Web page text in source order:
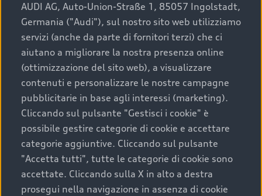
La qualità di acquistare
un’auto usata Audi
Scegliere un’auto usata è una decisione che coniuga
convenienza, affidabilità e sostenibilità. Per fare un
acquisto sicuro, è essenziale considerare aspetti
determinanti come la garanzia inclusa e l’affidabilità del
marchio. Audi offre l’auto usata perfetta tramite Audi
Prima Scelta :plus
AUDI AG, Auto-Union-Straße 1, 85057 Ingolstadt,
Germania ("Audi"), sul nostro sito web utilizziamo
servizi (anche da parte di fornitori terzi) che ci
aiutano a migliorare la nostra presenza online
(ottimizzazione del sito web), a visualizzare
contenuti e personalizzare le nostre campagne
pubblicitarie in base agli interessi (marketing).
Cliccando sul pulsante "Gestisci i cookie" è
possibile gestire categorie di cookie e accettare
categorie aggiuntive. Cliccando sul pulsante
"Accetta tutti", tutte le categorie di cookie sono
accettate. Cliccando sulla X in alto a destra
prosegui nella navigazione in assenza di cookie